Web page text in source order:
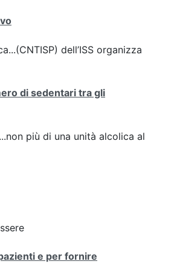
dell’ISS organizza
di sedentari tra gli
più di una unità alcolica al
e per fornire